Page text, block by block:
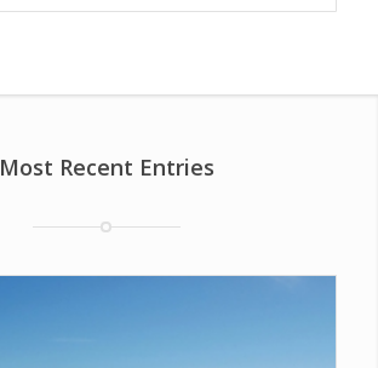
Most Recent Entries